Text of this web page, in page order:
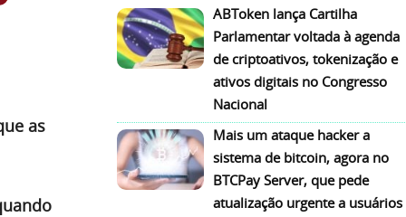
as
ABToken lança Cartilha
Parlamentar voltada à agenda
de criptoativos, tokenização e
ativos digitais no Congresso
Nacional
Mais um ataque hacker a
sistema de bitcoin, agora no
BTCPay Server, que pede
atualização urgente a usuários